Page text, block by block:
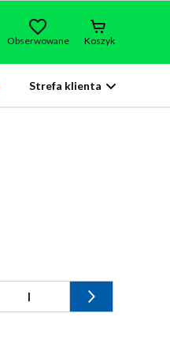
Obserwowane Koszyk
Strefa klienta
I